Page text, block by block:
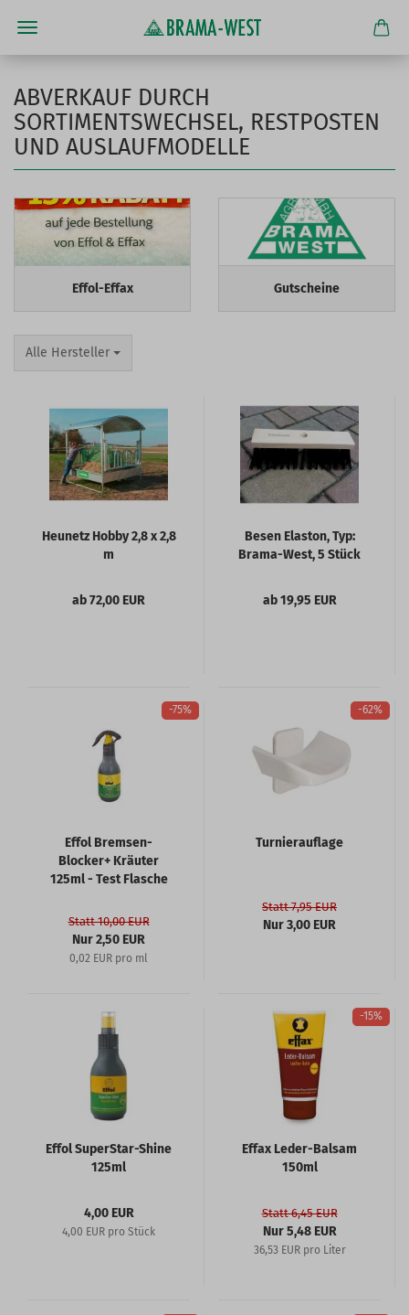
ABVERKAUF DURCH
SORTIMENTSWECHSEL, RESTPOSTEN
UND AUSLAUFMODELLE
Effol-Effax Gutscheine
Alle Hersteller
Heunetz Hobby 2,8 x 2,8
m
ab 72,00 EUR
Besen Elaston, Typ:
Brama-West, 5 Stück
ab 19,95 EUR
-75%
Effol Bremsen-
Blocker+ Kräuter
125ml - Test Flasche
Statt 10,00 EUR
Nur 2,50 EUR
0,02 EUR pro ml
-62%
Turnierauflage
Statt 7,95 EUR
Nur 3,00 EUR
Effol SuperStar-Shine
125ml
4,00 EUR
4,00 EUR pro Stück
-15%
Effax Leder-Balsam
150ml
Statt 6,45 EUR
Nur 5,48 EUR
36,53 EUR pro Liter